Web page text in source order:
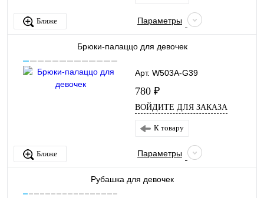
Ближе Параметры
Брюки-палаццо для девочек
Арт. W503A-G39
780 ₽
ВОЙДИТЕ ДЛЯ ЗАКАЗА
Ближе
К товару
Параметры
Рубашка для девочек